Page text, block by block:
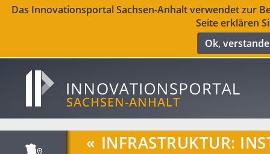
Das Innovationsportal Sachsen-Anhalt verwendet zur
Seite erklären
Ok,
« INFRASTRUKTUR: